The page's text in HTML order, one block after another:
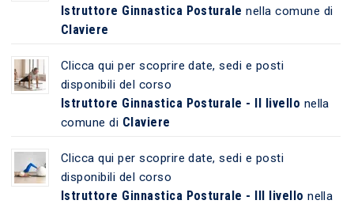
Istruttore Ginnastica Posturale nella comune di
Claviere
Clicca qui per scoprire date, sedi e posti
disponibili del corso
Istruttore Ginnastica Posturale - II livello nella
comune di Claviere
Clicca qui per scoprire date, sedi e posti
disponibili del corso
Istruttore Ginnastica Posturale - III livello nella